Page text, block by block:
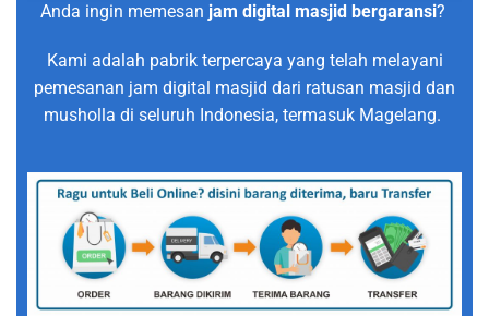
Anda ingin memesan jam digital masjid bergaransi?
Kami adalah pabrik terpercaya yang telah melayani
pemesanan jam digital masjid dari ratusan masjid dan
musholla di seluruh Indonesia, termasuk Magelang.